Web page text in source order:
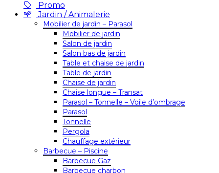
Promo
Jardin / Animalerie
Mobilier de jardin – Parasol
Mobilier de jardin
Salon de jardin
Salon bas de jardin
Table et chaise de jardin
Table de jardin
Chaise de jardin
Chaise longue – Transat
Parasol – Tonnelle – Voile d’ombrage
Parasol
Tonnelle
Pergola
Chauffage extérieur
Barbecue – Piscine
Barbecue Gaz
Barbecue charbon